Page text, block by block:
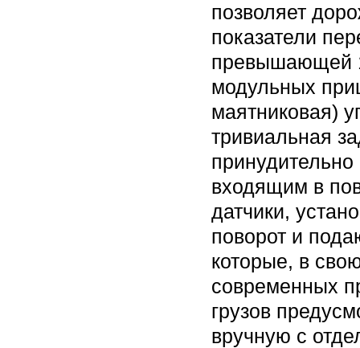
позволяет
показатели
превышающей
модульных
маятниковая)
тривиальная
входящим в
датчики,
поворот и
которые, в
современных
грузов
вручную с